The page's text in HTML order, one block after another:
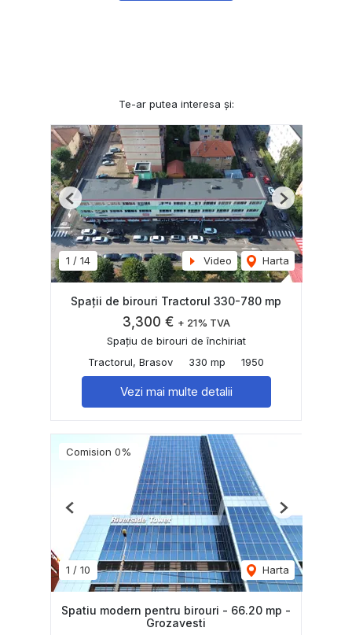
Te-ar putea interesa și:
1 / 14 Video Harta
Previous Next
Spații de birouri Tractorul 330-780 mp
3,300 € + 21% TVA
Spațiu de birouri de închiriat
Tractorul, Brasov
330 mp 1950
Vezi mai multe detalii
Comision 0%
1 / 10 Harta
Previous Next
Spatiu modern pentru birouri - 66.20 mp -
Grozavesti